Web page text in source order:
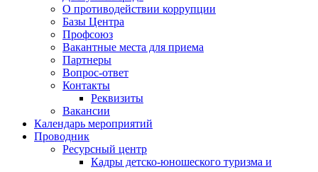
О противодействии коррупции
Базы Центра
Профсоюз
Вакантные места для приема
Партнеры
Вопрос-ответ
Контакты
Реквизиты
Вакансии
Календарь мероприятий
Проводник
Ресурсный центр
Кадры детско-юношеского туризма и